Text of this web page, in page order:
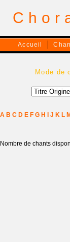
Accueil
Mode de
A B C D E F G H J K L M
Nombre de chants